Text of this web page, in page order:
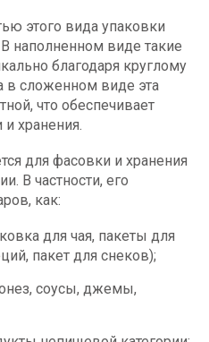
этого вида упаковки
В наполненном виде такие
благодаря круглому
в сложенном виде эта
что обеспечивает
и хранения.
для фасовки и хранения
В частности, его
как:
для чая, пакеты для
пакет для снеков);
соусы, джемы,